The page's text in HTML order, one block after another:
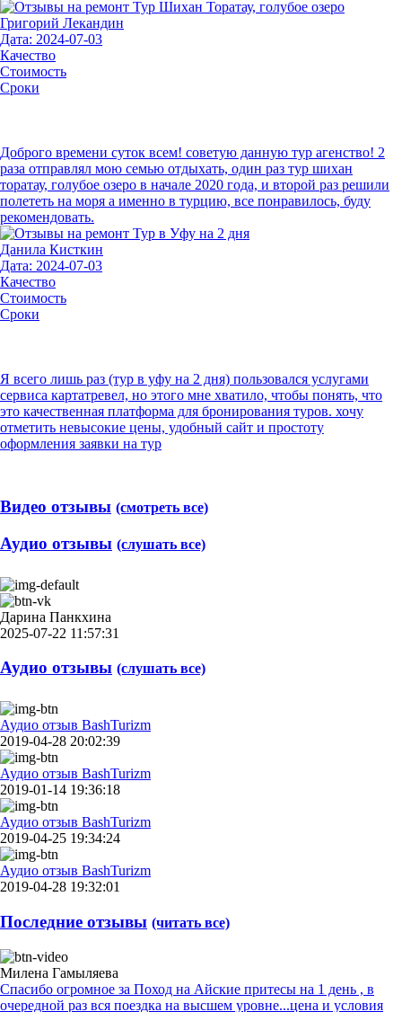
Григорий Лекандин
Дата: 2024-07-03
Качество
Стоимость
Сроки
Доброго времени суток всем! советую данную тур агенство! 2
раза отправлял мою семью отдыхать, один раз тур шихан
торатау, голубое озеро в начале 2020 года, и второй раз решили
полететь на моря а именно в турцию, все понравилось, буду
рекомендовать.
Данила Кисткин
Дата: 2024-07-03
Качество
Стоимость
Сроки
Я всего лишь раз (тур в уфу на 2 дня) пользовался услугами
сервиса картатревел, но этого мне хватило, чтобы понять, что
это качественная платформа для бронирования туров. хочу
отметить невысокие цены, удобный сайт и простоту
оформления заявки на тур
Видео отзывы (смотреть все)
Аудио отзывы (слушать все)
Дарина Панкхина
2025-07-22 11:57:31
Аудио отзывы (слушать все)
Аудио отзыв BashTurizm
2019-04-28 20:02:39
Аудио отзыв BashTurizm
2019-01-14 19:36:18
Аудио отзыв BashTurizm
2019-04-25 19:34:24
Аудио отзыв BashTurizm
2019-04-28 19:32:01
Последние отзывы (читать все)
Милена Гамыляева
Спасибо огромное за Поход на Айские притесы на 1 день , в
очередной раз вся поездка на высшем уровне...цена и условия